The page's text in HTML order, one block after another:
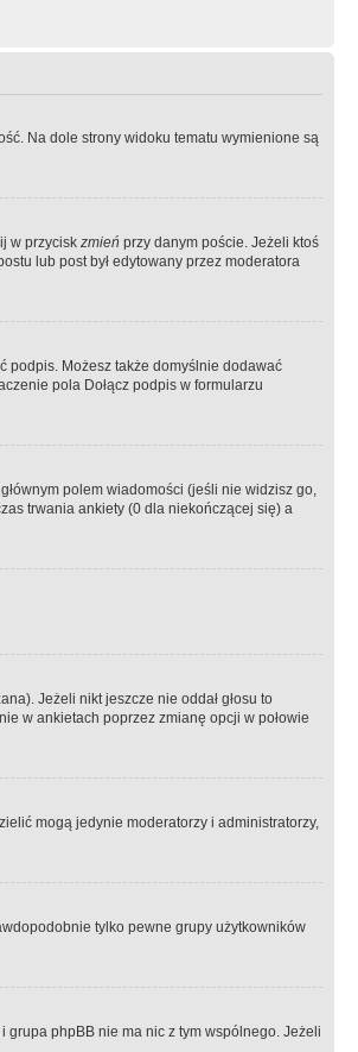
Na dole strony widoku tematu wymienione są
w przycisk zmień przy danym poście. Jeżeli ktoś
lub post był edytowany przez moderatora
podpis. Możesz także domyślnie dodawać
pola Dołącz podpis w formularzu
polem wiadomości (jeśli nie widzisz go,
trwania ankiety (0 dla niekończącej się) a
Jeżeli nikt jeszcze nie oddał głosu to
w ankietach poprzez zmianę opcji w połowie
mogą jedynie moderatorzy i administratorzy,
tylko pewne grupy użytkowników
grupa phpBB nie ma nic z tym wspólnego. Jeżeli